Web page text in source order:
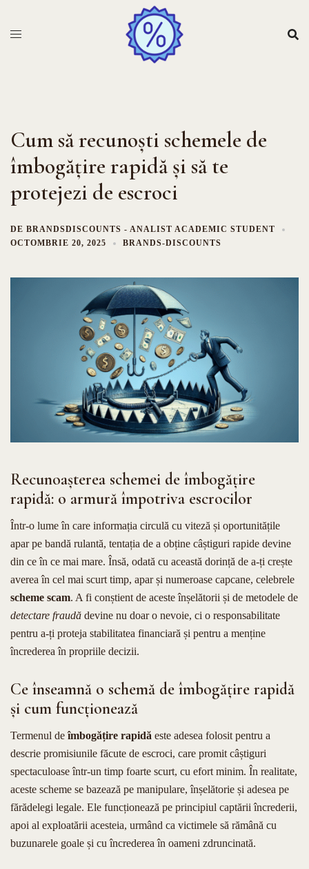
Cum să recunoști schemele de
îmbogățire rapidă și să te
protejezi de escroci
DE BRANDSDISCOUNTS - ANALIST ACADEMIC STUDENT
OCTOMBRIE 20, 2025
BRANDS-DISCOUNTS
Recunoașterea schemei de îmbogățire
rapidă: o armură împotriva escrocilor
Într-o lume în care informația circulă cu viteză și oportunitățile
apar pe bandă rulantă, tentația de a obține câștiguri rapide devine
din ce în ce mai mare. Însă, odată cu această dorință de a-ți crește
averea în cel mai scurt timp, apar și numeroase capcane, celebrele
scheme scam. A fi conștient de aceste înșelătorii și de metodele de
detectare fraudă devine nu doar o nevoie, ci o responsabilitate
pentru a-ți proteja stabilitatea financiară și pentru a menține
încrederea în propriile decizii.
Ce înseamnă o schemă de îmbogățire rapidă
și cum funcționează
Termenul deîmbogățire rapidă este adesea folosit pentru a
descrie promisiunile făcute de escroci, care promit câștiguri
spectaculoase într-un timp foarte scurt, cu efort minim. În realitate,
aceste scheme se bazează pe manipulare, înșelătorie și adesea pe
fărădelegi legale. Ele funcționează pe principiul captării încrederii,
apoi al exploatării acesteia, urmând ca victimele să rămână cu
buzunarele goale și cu încrederea în oameni zdruncinată.